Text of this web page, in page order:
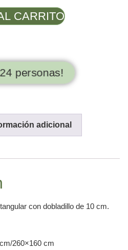
CARRITO
personas!
adicional
con dobladillo de 10 cm.
260×160 cm